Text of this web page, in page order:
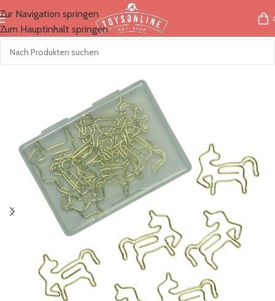
Zur Navigation springen
Zum Hauptinhalt springen
Start/Marken/Papierdrachen